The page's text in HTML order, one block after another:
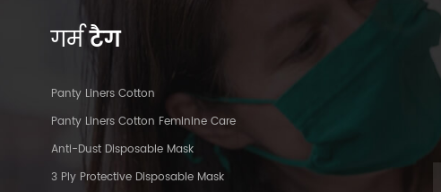
गर्मटैग
Panty Liners Cotton
Panty Liners Cotton Feminine Care
Anti-Dust Disposable Mask
3 Ply Protective Disposable Mask